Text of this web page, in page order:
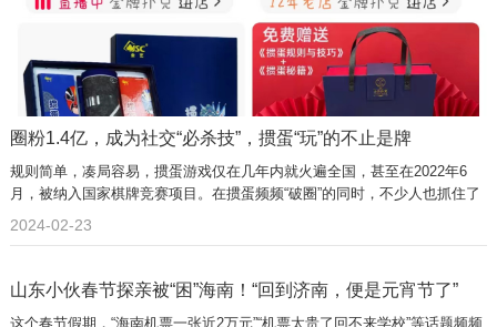
圈粉1.4亿，成为社交“必杀技”，掼蛋“玩”的不止是牌
规则简单，凑局容易，掼蛋游戏仅在几年内就火遍全国，甚至在2022年6
月，被纳入国家棋牌竞赛项目。在掼蛋频频“破圈”的同时，不少人也抓住了
掼蛋背后的商机。
2024-02-23
山东小伙春节探亲被“困”海南！“回到济南，便是元宵节了”
这个春节假期，“海南机票一张近2万元”“机票太贵了回不来学校”等话题频频